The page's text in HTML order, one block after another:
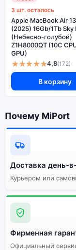
3 шт. осталось
Apple MacBook Air
(2025) 16Gb/1Tb Sky
(Небесно-голубой)
Z1H8000QT (10C
GPU)
★★★★★4,8(172)
В корзину
Почему MiPort
Доставка день-
Курьером или
Фирменная
Официальный